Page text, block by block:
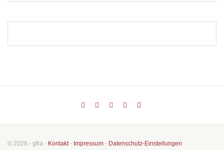
© 2026 - gfra - Kontakt- Impressum - Datenschutz-Einstellungen